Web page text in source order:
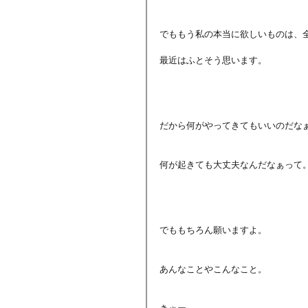
でももう私の本当に欲しいものは、
最近はふとそう思います。
だから何がやってきてもいいのだな
何が起きても大丈夫なんだなぁって。
でももちろん願いますよ。
あんなことやこんなこと。